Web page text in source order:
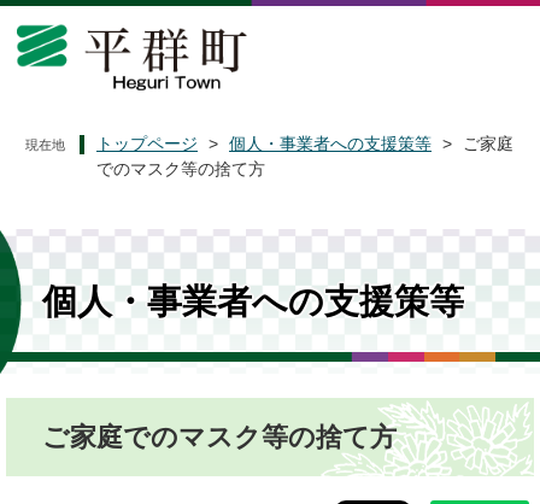
ペ
メ
本
文
現在地 トップページ > 個人・事業者への支援策等 >
ご家庭
でのマスク等の捨て方
個人・事業者への支援策等
ご家庭でのマスク等の捨て方